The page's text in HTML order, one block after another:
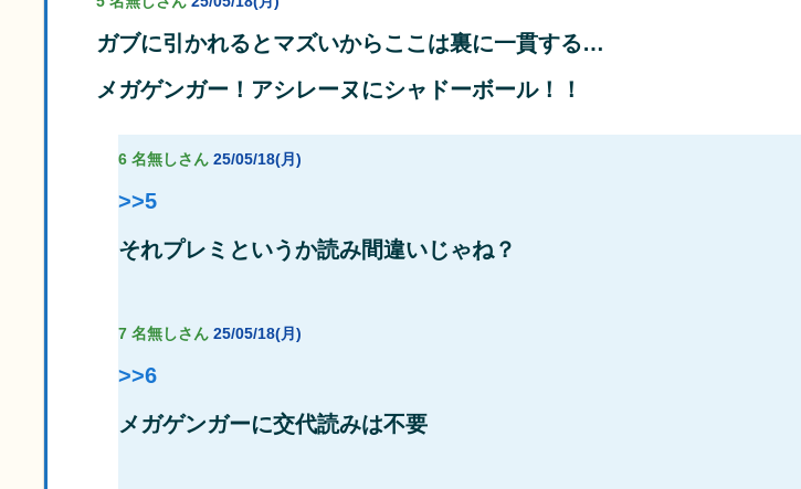
ガブに引かれるとマズいからここは裏に一貫する…
メガゲンガー！アシレーヌにシャドーボール！！
6 名無しさん 25/05/18(月)
>>5
それプレミというか読み間違いじゃね？
7 名無しさん 25/05/18(月)
>>6
メガゲンガーに交代読みは不要